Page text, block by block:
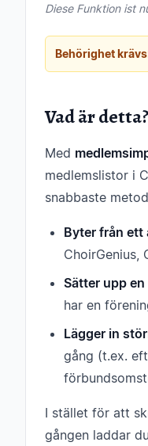
Diese Funktion ist
Behörighet
Vad är detta?
Med
medlemslistor i
snabbaste
Byter från ett
ChoirGenius,
Sätter upp
har en
Lägger in
gång (t.ex.
I stället för att
gången laddar